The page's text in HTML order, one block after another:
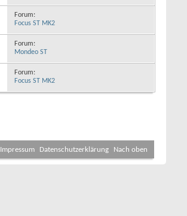
Forum:
Focus ST MK2
Forum:
Mondeo ST
Forum:
Focus ST MK2
Impressum Datenschutzerklärung Nach oben